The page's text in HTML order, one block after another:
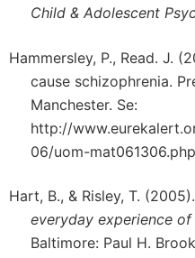
Child & Adolescent
Hammersley, P., Read. J.
cause schizophrenia.
Manchester. Se:
http://
06/uom-mat061306.php
Hart, B., & Risley, T. (2005).
everyday experience
Baltimore: Paul H.